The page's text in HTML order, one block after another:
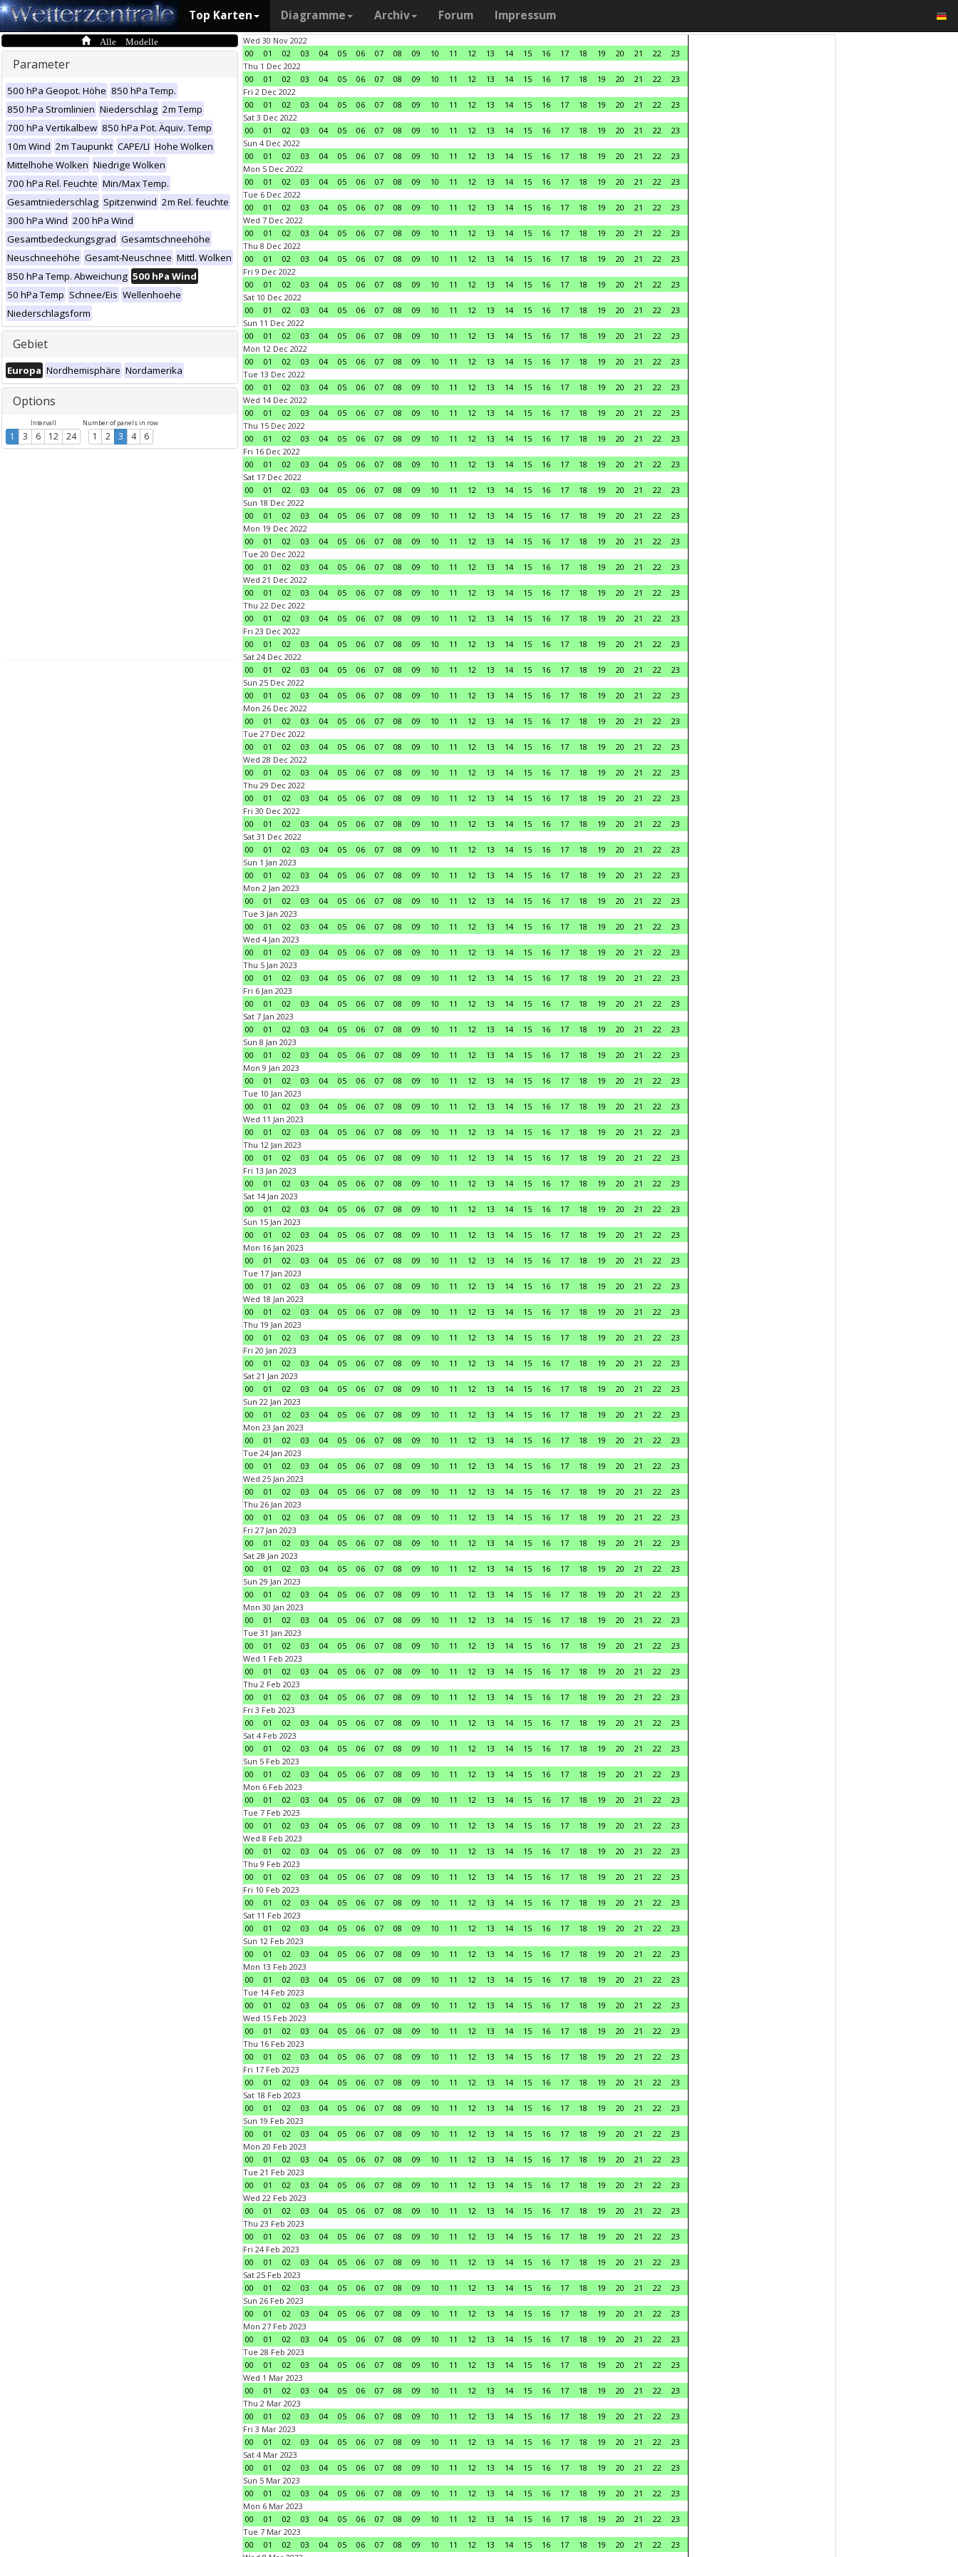
Top Karten Diagramme Archiv Forum Impressum
Alle Modelle
Parameter
500 hPa Geopot. Höhe 850 hPa Temp.
850 hPa Stromlinien Niederschlag 2m Temp
700 hPa Vertikalbew 850 hPa Pot. Äquiv. Temp
10m Wind 2m Taupunkt CAPE/LI Hohe Wolken
Mittelhohe Wolken Niedrige Wolken
700 hPa Rel. Feuchte Min/Max Temp.
Gesamtniederschlag Spitzenwind 2m Rel. feuchte
300 hPa Wind 200 hPa Wind
Gesamtbedeckungsgrad Gesamtschneehöhe
Neuschneehöhe Gesamt-Neuschnee Mittl. Wolken
850 hPa Temp. Abweichung 500 hPa Wind
50 hPa Temp Schnee/Eis Wellenhoehe
Niederschlagsform
Gebiet
Europa Nordhemisphäre Nordamerika
Options
Intervall
1 3 6 12 24
Number of panels in row
1 2 3 4 6
Wed 30 Nov 2022
00
01 02 03 04 05 06 07 08 09 10 11 12 13 14 15 16 17 18 19 20 21 22
23
Thu 1 Dec 2022
00
01 02 03 04 05 06 07 08 09 10 11 12 13 14 15 16 17 18 19 20 21 22
23
Fri 2 Dec 2022
00
01 02 03 04 05 06 07 08 09 10 11 12 13 14 15 16 17 18 19 20 21 22
23
Sat 3 Dec 2022
00
01 02 03 04 05 06 07 08 09 10 11 12 13 14 15 16 17 18 19 20 21 22
23
Sun 4 Dec 2022
00
01 02 03 04 05 06 07 08 09 10 11 12 13 14 15 16 17 18 19 20 21 22
23
Mon 5 Dec 2022
00
01 02 03 04 05 06 07 08 09 10 11 12 13 14 15 16 17 18 19 20 21 22
23
Tue 6 Dec 2022
00
01 02 03 04 05 06 07 08 09 10 11 12 13 14 15 16 17 18 19 20 21 22
23
Wed 7 Dec 2022
00
01 02 03 04 05 06 07 08 09 10 11 12 13 14 15 16 17 18 19 20 21 22
23
Thu 8 Dec 2022
00
01 02 03 04 05 06 07 08 09 10 11 12 13 14 15 16 17 18 19 20 21 22
23
Fri 9 Dec 2022
00
01 02 03 04 05 06 07 08 09 10 11 12 13 14 15 16 17 18 19 20 21 22
23
Sat 10 Dec 2022
00
01 02 03 04 05 06 07 08 09 10 11 12 13 14 15 16 17 18 19 20 21 22
23
Sun 11 Dec 2022
00
01 02 03 04 05 06 07 08 09 10 11 12 13 14 15 16 17 18 19 20 21 22
23
Mon 12 Dec 2022
00
01 02 03 04 05 06 07 08 09 10 11 12 13 14 15 16 17 18 19 20 21 22
23
Tue 13 Dec 2022
00
01 02 03 04 05 06 07 08 09 10 11 12 13 14 15 16 17 18 19 20 21 22
23
Wed 14 Dec 2022
00
01 02 03 04 05 06 07 08 09 10 11 12 13 14 15 16 17 18 19 20 21 22
23
Thu 15 Dec 2022
00
01 02 03 04 05 06 07 08 09 10 11 12 13 14 15 16 17 18 19 20 21 22
23
Fri 16 Dec 2022
00
01 02 03 04 05 06 07 08 09 10 11 12 13 14 15 16 17 18 19 20 21 22
23
Sat 17 Dec 2022
00
01 02 03 04 05 06 07 08 09 10 11 12 13 14 15 16 17 18 19 20 21 22
23
Sun 18 Dec 2022
00
01 02 03 04 05 06 07 08 09 10 11 12 13 14 15 16 17 18 19 20 21 22
23
Mon 19 Dec 2022
00
01 02 03 04 05 06 07 08 09 10 11 12 13 14 15 16 17 18 19 20 21 22
23
Tue 20 Dec 2022
00
01 02 03 04 05 06 07 08 09 10 11 12 13 14 15 16 17 18 19 20 21 22
23
Wed 21 Dec 2022
00
01 02 03 04 05 06 07 08 09 10 11 12 13 14 15 16 17 18 19 20 21 22
23
Thu 22 Dec 2022
00
01 02 03 04 05 06 07 08 09 10 11 12 13 14 15 16 17 18 19 20 21 22
23
Fri 23 Dec 2022
00
01 02 03 04 05 06 07 08 09 10 11 12 13 14 15 16 17 18 19 20 21 22
23
Sat 24 Dec 2022
00
01 02 03 04 05 06 07 08 09 10 11 12 13 14 15 16 17 18 19 20 21 22
23
Sun 25 Dec 2022
00
01 02 03 04 05 06 07 08 09 10 11 12 13 14 15 16 17 18 19 20 21 22
23
Mon 26 Dec 2022
00
01 02 03 04 05 06 07 08 09 10 11 12 13 14 15 16 17 18 19 20 21 22
23
Tue 27 Dec 2022
00
01 02 03 04 05 06 07 08 09 10 11 12 13 14 15 16 17 18 19 20 21 22
23
Wed 28 Dec 2022
00
01 02 03 04 05 06 07 08 09 10 11 12 13 14 15 16 17 18 19 20 21 22
23
Thu 29 Dec 2022
00
01 02 03 04 05 06 07 08 09 10 11 12 13 14 15 16 17 18 19 20 21 22
23
Fri 30 Dec 2022
00
01 02 03 04 05 06 07 08 09 10 11 12 13 14 15 16 17 18 19 20 21 22
23
Sat 31 Dec 2022
00
01 02 03 04 05 06 07 08 09 10 11 12 13 14 15 16 17 18 19 20 21 22
23
Sun 1 Jan 2023
00
01 02 03 04 05 06 07 08 09 10 11 12 13 14 15 16 17 18 19 20 21 22
23
Mon 2 Jan 2023
00
01 02 03 04 05 06 07 08 09 10 11 12 13 14 15 16 17 18 19 20 21 22
23
Tue 3 Jan 2023
00
01 02 03 04 05 06 07 08 09 10 11 12 13 14 15 16 17 18 19 20 21 22
23
Wed 4 Jan 2023
00
01 02 03 04 05 06 07 08 09 10 11 12 13 14 15 16 17 18 19 20 21 22
23
Thu 5 Jan 2023
00
01 02 03 04 05 06 07 08 09 10 11 12 13 14 15 16 17 18 19 20 21 22
23
Fri 6 Jan 2023
00
01 02 03 04 05 06 07 08 09 10 11 12 13 14 15 16 17 18 19 20 21 22
23
Sat 7 Jan 2023
00
01 02 03 04 05 06 07 08 09 10 11 12 13 14 15 16 17 18 19 20 21 22
23
Sun 8 Jan 2023
00
01 02 03 04 05 06 07 08 09 10 11 12 13 14 15 16 17 18 19 20 21 22
23
Mon 9 Jan 2023
00
01 02 03 04 05 06 07 08 09 10 11 12 13 14 15 16 17 18 19 20 21 22
23
Tue 10 Jan 2023
00
01 02 03 04 05 06 07 08 09 10 11 12 13 14 15 16 17 18 19 20 21 22
23
Wed 11 Jan 2023
00
01 02 03 04 05 06 07 08 09 10 11 12 13 14 15 16 17 18 19 20 21 22
23
Thu 12 Jan 2023
00
01 02 03 04 05 06 07 08 09 10 11 12 13 14 15 16 17 18 19 20 21 22
23
Fri 13 Jan 2023
00
01 02 03 04 05 06 07 08 09 10 11 12 13 14 15 16 17 18 19 20 21 22
23
Sat 14 Jan 2023
00
01 02 03 04 05 06 07 08 09 10 11 12 13 14 15 16 17 18 19 20 21 22
23
Sun 15 Jan 2023
00
01 02 03 04 05 06 07 08 09 10 11 12 13 14 15 16 17 18 19 20 21 22
23
Mon 16 Jan 2023
00
01 02 03 04 05 06 07 08 09 10 11 12 13 14 15 16 17 18 19 20 21 22
23
Tue 17 Jan 2023
00
01 02 03 04 05 06 07 08 09 10 11 12 13 14 15 16 17 18 19 20 21 22
23
Wed 18 Jan 2023
00
01 02 03 04 05 06 07 08 09 10 11 12 13 14 15 16 17 18 19 20 21 22
23
Thu 19 Jan 2023
00
01 02 03 04 05 06 07 08 09 10 11 12 13 14 15 16 17 18 19 20 21 22
23
Fri 20 Jan 2023
00
01 02 03 04 05 06 07 08 09 10 11 12 13 14 15 16 17 18 19 20 21 22
23
Sat 21 Jan 2023
00
01 02 03 04 05 06 07 08 09 10 11 12 13 14 15 16 17 18 19 20 21 22
23
Sun 22 Jan 2023
00
01 02 03 04 05 06 07 08 09 10 11 12 13 14 15 16 17 18 19 20 21 22
23
Mon 23 Jan 2023
00
01 02 03 04 05 06 07 08 09 10 11 12 13 14 15 16 17 18 19 20 21 22
23
Tue 24 Jan 2023
00
01 02 03 04 05 06 07 08 09 10 11 12 13 14 15 16 17 18 19 20 21 22
23
Wed 25 Jan 2023
00
01 02 03 04 05 06 07 08 09 10 11 12 13 14 15 16 17 18 19 20 21 22
23
Thu 26 Jan 2023
00
01 02 03 04 05 06 07 08 09 10 11 12 13 14 15 16 17 18 19 20 21 22
23
Fri 27 Jan 2023
00
01 02 03 04 05 06 07 08 09 10 11 12 13 14 15 16 17 18 19 20 21 22
23
Sat 28 Jan 2023
00
01 02 03 04 05 06 07 08 09 10 11 12 13 14 15 16 17 18 19 20 21 22
23
Sun 29 Jan 2023
00
01 02 03 04 05 06 07 08 09 10 11 12 13 14 15 16 17 18 19 20 21 22
23
Mon 30 Jan 2023
00
01 02 03 04 05 06 07 08 09 10 11 12 13 14 15 16 17 18 19 20 21 22
23
Tue 31 Jan 2023
00
01 02 03 04 05 06 07 08 09 10 11 12 13 14 15 16 17 18 19 20 21 22
23
Wed 1 Feb 2023
00
01 02 03 04 05 06 07 08 09 10 11 12 13 14 15 16 17 18 19 20 21 22
23
Thu 2 Feb 2023
00
01 02 03 04 05 06 07 08 09 10 11 12 13 14 15 16 17 18 19 20 21 22
23
Fri 3 Feb 2023
00
01 02 03 04 05 06 07 08 09 10 11 12 13 14 15 16 17 18 19 20 21 22
23
Sat 4 Feb 2023
00
01 02 03 04 05 06 07 08 09 10 11 12 13 14 15 16 17 18 19 20 21 22
23
Sun 5 Feb 2023
00
01 02 03 04 05 06 07 08 09 10 11 12 13 14 15 16 17 18 19 20 21 22
23
Mon 6 Feb 2023
00
01 02 03 04 05 06 07 08 09 10 11 12 13 14 15 16 17 18 19 20 21 22
23
Tue 7 Feb 2023
00
01 02 03 04 05 06 07 08 09 10 11 12 13 14 15 16 17 18 19 20 21 22
23
Wed 8 Feb 2023
00
01 02 03 04 05 06 07 08 09 10 11 12 13 14 15 16 17 18 19 20 21 22
23
Thu 9 Feb 2023
00
01 02 03 04 05 06 07 08 09 10 11 12 13 14 15 16 17 18 19 20 21 22
23
Fri 10 Feb 2023
00
01 02 03 04 05 06 07 08 09 10 11 12 13 14 15 16 17 18 19 20 21 22
23
Sat 11 Feb 2023
00
01 02 03 04 05 06 07 08 09 10 11 12 13 14 15 16 17 18 19 20 21 22
23
Sun 12 Feb 2023
00
01 02 03 04 05 06 07 08 09 10 11 12 13 14 15 16 17 18 19 20 21 22
23
Mon 13 Feb 2023
00
01 02 03 04 05 06 07 08 09 10 11 12 13 14 15 16 17 18 19 20 21 22
23
Tue 14 Feb 2023
00
01 02 03 04 05 06 07 08 09 10 11 12 13 14 15 16 17 18 19 20 21 22
23
Wed 15 Feb 2023
00
01 02 03 04 05 06 07 08 09 10 11 12 13 14 15 16 17 18 19 20 21 22
23
Thu 16 Feb 2023
00
01 02 03 04 05 06 07 08 09 10 11 12 13 14 15 16 17 18 19 20 21 22
23
Fri 17 Feb 2023
00
01 02 03 04 05 06 07 08 09 10 11 12 13 14 15 16 17 18 19 20 21 22
23
Sat 18 Feb 2023
00
01 02 03 04 05 06 07 08 09 10 11 12 13 14 15 16 17 18 19 20 21 22
23
Sun 19 Feb 2023
00
01 02 03 04 05 06 07 08 09 10 11 12 13 14 15 16 17 18 19 20 21 22
23
Mon 20 Feb 2023
00
01 02 03 04 05 06 07 08 09 10 11 12 13 14 15 16 17 18 19 20 21 22
23
Tue 21 Feb 2023
00
01 02 03 04 05 06 07 08 09 10 11 12 13 14 15 16 17 18 19 20 21 22
23
Wed 22 Feb 2023
00
01 02 03 04 05 06 07 08 09 10 11 12 13 14 15 16 17 18 19 20 21 22
23
Thu 23 Feb 2023
00
01 02 03 04 05 06 07 08 09 10 11 12 13 14 15 16 17 18 19 20 21 22
23
Fri 24 Feb 2023
00
01 02 03 04 05 06 07 08 09 10 11 12 13 14 15 16 17 18 19 20 21 22
23
Sat 25 Feb 2023
00
01 02 03 04 05 06 07 08 09 10 11 12 13 14 15 16 17 18 19 20 21 22
23
Sun 26 Feb 2023
00
01 02 03 04 05 06 07 08 09 10 11 12 13 14 15 16 17 18 19 20 21 22
23
Mon 27 Feb 2023
00
01 02 03 04 05 06 07 08 09 10 11 12 13 14 15 16 17 18 19 20 21 22
23
Tue 28 Feb 2023
00
01 02 03 04 05 06 07 08 09 10 11 12 13 14 15 16 17 18 19 20 21 22
23
Wed 1 Mar 2023
00
01 02 03 04 05 06 07 08 09 10 11 12 13 14 15 16 17 18 19 20 21 22
23
Thu 2 Mar 2023
00
01 02 03 04 05 06 07 08 09 10 11 12 13 14 15 16 17 18 19 20 21 22
23
Fri 3 Mar 2023
00
01 02 03 04 05 06 07 08 09 10 11 12 13 14 15 16 17 18 19 20 21 22
23
Sat 4 Mar 2023
00
01 02 03 04 05 06 07 08 09 10 11 12 13 14 15 16 17 18 19 20 21 22
23
Sun 5 Mar 2023
00
01 02 03 04 05 06 07 08 09 10 11 12 13 14 15 16 17 18 19 20 21 22
23
Mon 6 Mar 2023
00
01 02 03 04 05 06 07 08 09 10 11 12 13 14 15 16 17 18 19 20 21 22
23
Tue 7 Mar 2023
00
01 02 03 04 05 06 07 08 09 10 11 12 13 14 15 16 17 18 19 20 21 22
23